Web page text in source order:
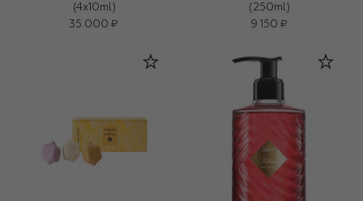
(4x10ml)
35 000 ₽
(250ml)
9 150 ₽